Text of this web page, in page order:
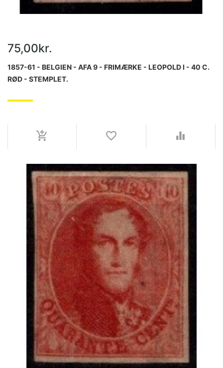
75,00kr.
1857-61 - BELGIEN - AFA 9 - FRIMÆRKE - LEOPOLD I - 40 C.
RØD - STEMPLET.